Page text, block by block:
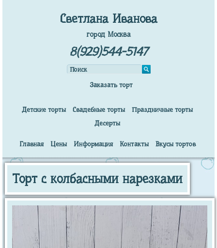
Светлана Иванова
город Москва
8(929)544-5147
Заказать торт
Детские торты Свадебные торты
Праздничные торты
Десерты
Главная Цены Информация Контакты Вкусы тортов
Торт с колбасными нарезками